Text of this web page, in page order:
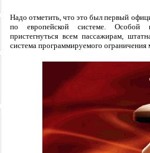
Надо отметить, что это был первый
по европейской системе. Особой
пристегнуться всем пассажирам,
система программируемого ограничения